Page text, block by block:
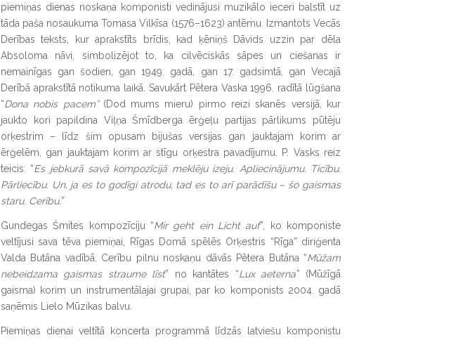
piemiņas dienas noskaņa komponisti vedinājusi muzikālo ieceri balstīt uz
tāda paša nosaukuma Tomasa Vilkīsa (1576–1623) antēmu. Izmantots Vecās
Derības teksts, kur aprakstīts brīdis, kad ķēniņš Dāvids uzzin par dēla
Absoloma nāvi, simbolizējot to, ka cilvēciskās sāpes un ciešanas ir
nemainīgas gan šodien, gan 1949. gadā, gan 17. gadsimtā, gan Vecajā
Derībā aprakstītā notikuma laikā. Savukārt Pētera Vaska 1996. radītā lūgšana
“Dona nobis pacem” (Dod mums mieru) pirmo reizi skanēs versijā, kur
jaukto kori papildina Viļņa Šmīdberga ērģeļu partijas pārlikums pūtēju
orķestrim – līdz šim opusam bijušas versijas gan jauktajam korim ar
ērģelēm, gan jauktajam korim ar stīgu orķestra pavadījumu. P. Vasks reiz
teicis: “Es jebkurā savā kompozīcijā meklēju izeju. Apliecinājumu. Ticību.
Pārliecību. Un, ja es to godīgi atrodu, tad es to arī parādīšu – šo gaismas
staru. Cerību.”
Gundegas Šmites kompozīciju “Mir geht ein Licht auf”, ko komponiste
veltījusi sava tēva piemiņai, Rīgas Domā spēlēs Orķestris “Rīga” diriģenta
Valda Butāna vadībā. Cerību pilnu noskaņu dāvās Pētera Butāna “Mūžam
nebeidzama gaismas straume līst” no kantātes “Lux aeterna” (Mūžīgā
gaisma) korim un instrumentālajai grupai, par ko komponists 2004. gadā
saņēmis Lielo Mūzikas balvu.
Piemiņas dienai veltītā koncerta programmā līdzās latviešu komponistu